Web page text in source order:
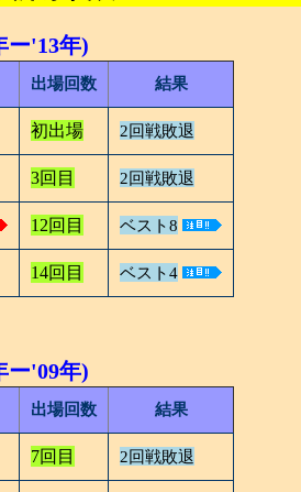
'13年)
出場回数 結果
初出場 2回戦敗退
3回目 2回戦敗退
12回目 ベスト8
14回目 ベスト4
'09年)
出場回数 結果
7回目 2回戦敗退